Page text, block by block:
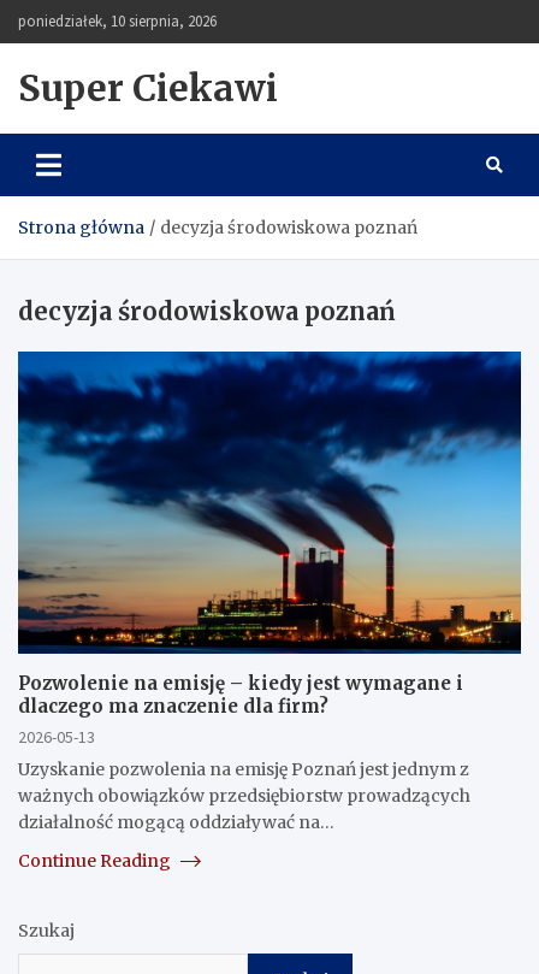
to
poniedziałek, 10 sierpnia, 2026
Super Ciekawi
Strona główna decyzja środowiskowa poznań
decyzja środowiskowa poznań
Pozwolenie na emisję – kiedy jest wymagane i
dlaczego ma znaczenie dla firm?
2026-05-13
Uzyskanie pozwolenia na emisję Poznań jest jednym z
ważnych obowiązków przedsiębiorstw prowadzących
działalność mogącą oddziaływać na…
Continue Reading
Szukaj